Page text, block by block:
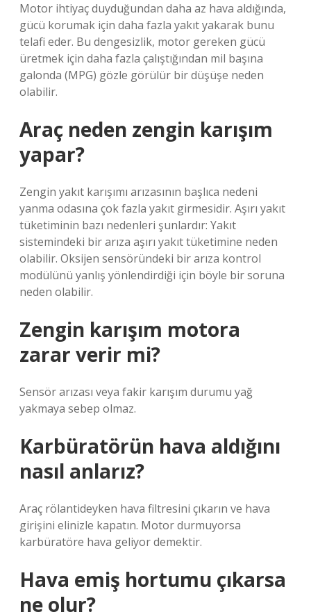
Motor ihtiyaç duyduğundan daha az hava aldığında,
gücü korumak için daha fazla yakıt yakarak bunu
telafi eder. Bu dengesizlik, motor gereken gücü
üretmek için daha fazla çalıştığından mil başına
galonda (MPG) gözle görülür bir düşüşe neden
olabilir.
Araç neden zengin karışım
yapar?
Zengin yakıt karışımı arızasının başlıca nedeni
yanma odasına çok fazla yakıt girmesidir. Aşırı yakıt
tüketiminin bazı nedenleri şunlardır: Yakıt
sistemindeki bir arıza aşırı yakıt tüketimine neden
olabilir. Oksijen sensöründeki bir arıza kontrol
modülünü yanlış yönlendirdiği için böyle bir soruna
neden olabilir.
Zengin karışım motora
zarar verir mi?
Sensör arızası veya fakir karışım durumu yağ
yakmaya sebep olmaz.
Karbüratörün hava aldığını
nasıl anlarız?
Araç rölantideyken hava filtresini çıkarın ve hava
girişini elinizle kapatın. Motor durmuyorsa
karbüratöre hava geliyor demektir.
Hava emiş hortumu çıkarsa
ne olur?